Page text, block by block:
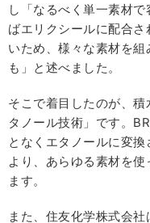
し「なるべく単一素材
ばエリクシールに配合
いため、様々な素材を
も」と述べました。
そこで着目したのが、
タノール技術」です。
となくエタノールに変
より、あらゆる素材を
ます。
また、住友化学株式会